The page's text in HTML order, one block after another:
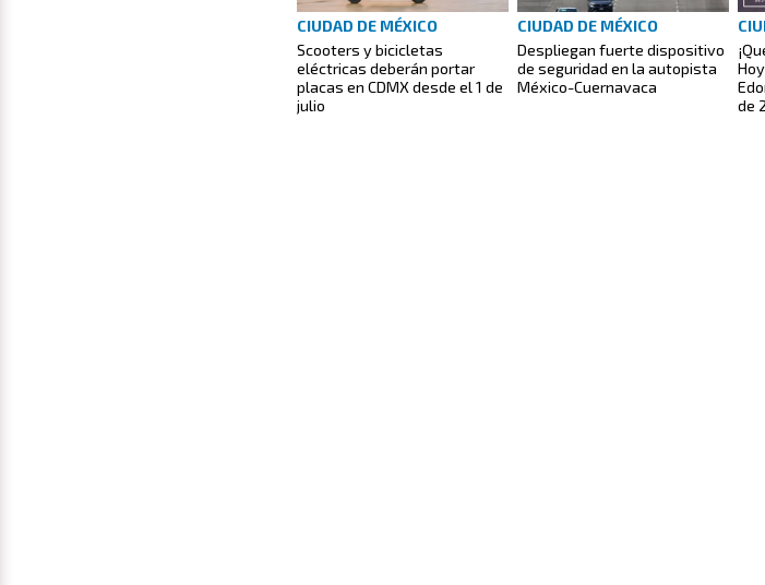
CIUDAD DE MÉXICO
Scooters y bicicletas
eléctricas deberán portar
placas en CDMX desde el 1 de
julio
CIUDAD DE MÉXICO
Despliegan fuerte dispositivo
de seguridad en la autopista
México-Cuernavaca
de